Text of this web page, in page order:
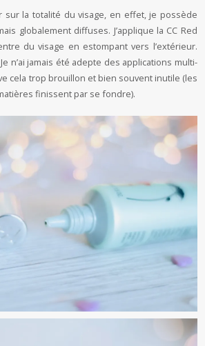
sur la totalité du visage, en effet, je possède
globalement diffuses. J’applique la CC Red
du visage en estompant vers l’extérieur.
n’ai jamais été adepte des applications multi-
cela trop brouillon et bien souvent inutile (les
finissent par se fondre).